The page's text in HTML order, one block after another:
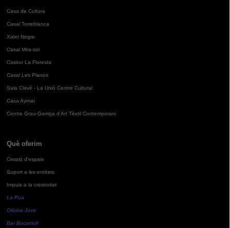
Casa de Cultura
Casal Torreblanca
Xalet Negre
Casal Mira-sol
Casino La Floresta
Casal Les Planes
Sala Clavé - La Unió Centre Cultural
Casa Aymat
Centre Grau-Garriga d'Art Tèxtil Contemporani
Què oferim
Cessió d'espais
Suport a les entitats
Impuls a la creativitat
La Pua
Oficina Jove
Bar Bocamoll